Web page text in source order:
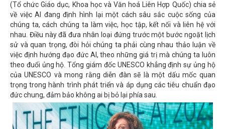
(Tổ chức Giáo dục, Khoa học và Văn hoá Liên Hợp Quốc) chia sẻ
về việc AI đang định hình lại một cách sâu sắc cuộc sống của
chúng ta, cách chúng ta làm việc, học tập, kết nối và liên hệ với
nhau. Điều này đã đưa nhân loại đứng trước một bước ngoặt lịch
sử và quan trọng, đòi hỏi chúng ta phải cùng nhau thảo luận về
việc định hướng đạo đức AI, theo những giá trị mà chúng ta luôn
theo đuổi ủng hộ. Tổng giám đốc UNESCO khẳng định sự ủng hộ
của UNESCO và mong rằng diễn đàn sẽ là một dấu mốc quan
trọng trong hành trình phát triển và áp dụng các tiêu chuẩn đạo
đức chung, đảm bảo không ai bị bỏ lại phía sau.